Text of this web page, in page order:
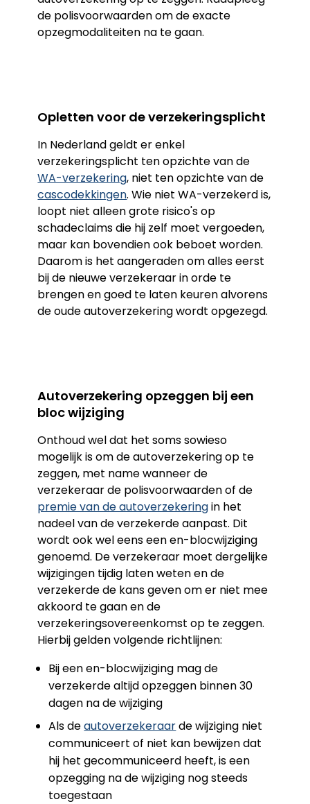
de polisvoorwaarden om de exacte
opzegmodaliteiten na te gaan.
Opletten voor de verzekeringsplicht
In Nederland geldt er enkel
verzekeringsplicht ten opzichte van de
WA-verzekering, niet ten opzichte van de
cascodekkingen. Wie niet WA-verzekerd is,
loopt niet alleen grote risico's op
schadeclaims die hij zelf moet vergoeden,
maar kan bovendien ook beboet worden.
Daarom is het aangeraden om alles eerst
bij de nieuwe verzekeraar in orde te
brengen en goed te laten keuren alvorens
de oude autoverzekering wordt opgezegd.
Autoverzekering opzeggen bij een
bloc wijziging
Onthoud wel dat het soms sowieso
mogelijk is om de autoverzekering op te
zeggen, met name wanneer de
verzekeraar de polisvoorwaarden of de
premie van de autoverzekeringin het
nadeel van de verzekerde aanpast. Dit
wordt ook wel eens een en-blocwijziging
genoemd. De verzekeraar moet dergelijke
wijzigingen tijdig laten weten en de
verzekerde de kans geven om er niet mee
akkoord te gaan en de
verzekeringsovereenkomst op te zeggen.
Hierbij gelden volgende richtlijnen:
Bij een en-blocwijziging mag de
verzekerde altijd opzeggen binnen 30
dagen na de wijziging
Als deautoverzekeraarde wijziging niet
communiceert of niet kan bewijzen dat
hij het gecommuniceerd heeft, is een
opzegging na de wijziging nog steeds
toegestaan